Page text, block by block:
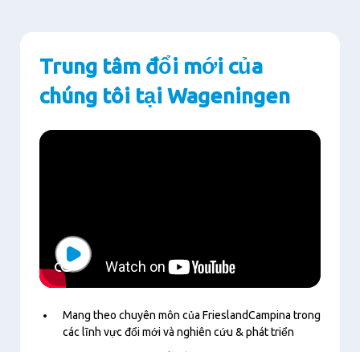
Trung tâm đổi mới của
chúng tôi tại Wageningen
Mang theo chuyên môn của FrieslandCampina trong
các lĩnh vực đổi mới và nghiên cứu & phát triển